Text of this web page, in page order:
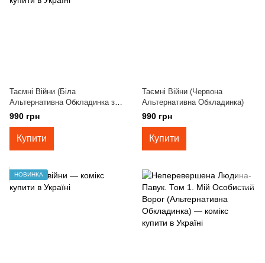
Таємні Війни (Біла
Альтернативна Обкладинка з
Людиною-Павуком)
990 грн
Купити
Таємні Війни (Червона
Альтернативна Обкладинка)
990 грн
Купити
НОВИНКА